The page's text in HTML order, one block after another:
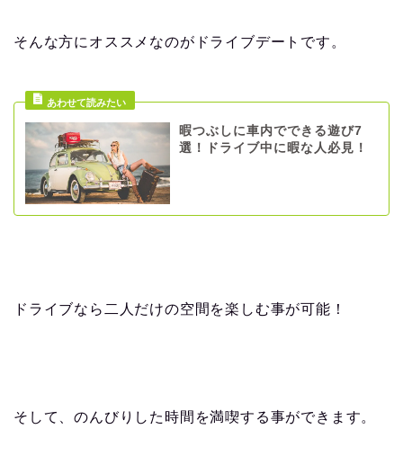
そんな方にオススメなのがドライブデートです。
暇つぶしに車内でできる遊び7
選！ドライブ中に暇な人必見！
ドライブなら二人だけの空間を楽しむ事が可能！
そして、のんびりした時間を満喫する事ができます。